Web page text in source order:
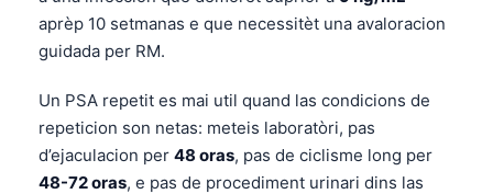
aprèp 10 setmanas e que necessitèt una avaloracion
guidada per RM.
Un PSA repetit es mai util quand las condicions de
repeticion son netas: meteis laboratòri, pas
d’ejaculacion per 48 oras, pas de ciclisme long per
48-72 oras, e pas de procediment urinari dins las